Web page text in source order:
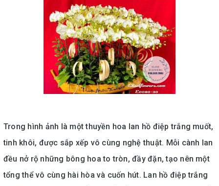
Trong hình ảnh là một thuyền hoa lan hồ điệp trắng muốt,
tinh khôi, được sắp xếp vô cùng nghệ thuật. Mỗi cành lan
đều nở rộ những bông hoa to tròn, đầy đặn, tạo nên một
tổng thể vô cùng hài hòa và cuốn hút. Lan hồ điệp trắng